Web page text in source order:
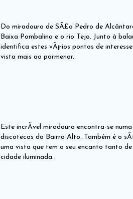
Do miradouro de SÃ£o Pedro de
Baixa Pombalina e o rio Tejo. Junto à
identifica estes vÃ¡rios pontos de
vista mais ao pormenor.
Este incrÃ­vel miradouro encontra-se numa
discotecas do Bairro Alto. Também é o
uma vista que tem o seu encanto tanto
cidade iluminada.